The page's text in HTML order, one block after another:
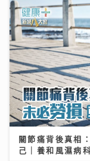
關節痛背後真相
己｜養和風濕病